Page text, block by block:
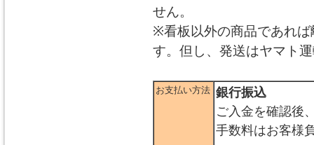
せん。
※看板以外の商品であれ
す。但し、発送はヤマト
お支払い方法 銀行振込
ご入金を確認後
手数料はお客様